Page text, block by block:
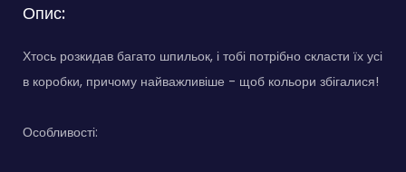
Опис:
Хтось розкидав багато шпильок, і тобі потрібно скласти їх усі
в коробки, причому найважливіше - щоб кольори збігалися!
Особливості: